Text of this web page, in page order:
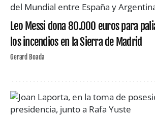
Leo Messi dona 80.000 euros para
los incendios en la Sierra de Madrid
Gerard Boada